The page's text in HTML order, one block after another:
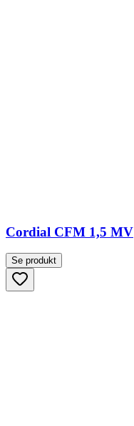
Cordial CFM 1,5 MV
Se produkt